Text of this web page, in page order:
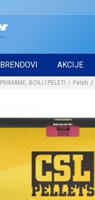
BRENDOVI AKCIJE
PRIMAME, BOILI I PELETI Peleti